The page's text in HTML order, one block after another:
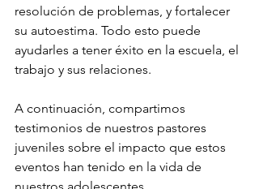
resolución de problemas, y fortalecer
su autoestima. Todo esto puede
ayudarles a tener éxito en la escuela, el
trabajo y sus relaciones.
A continuación, compartimos
testimonios de nuestros pastores
juveniles sobre el impacto que estos
eventos han tenido en la vida de